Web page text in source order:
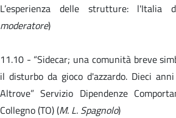
L’esperienza delle strutture: l'Italia
moderatore)
11.10 - “Sidecar; una comunità breve
il disturbo da gioco d'azzardo. Dieci anni
Altrove” Servizio Dipendenze
Collegno (TO) (M. L. Spagnolo)